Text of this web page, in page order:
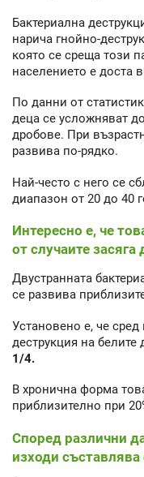
Бактериална
нарича гнойно-
която се среща този
населението е доста
По данни от
деца се усложняват
дробове. При
развива по-рядко.
Най-често с него се
диапазон от 20 до 40
Интересно е, че
от случаите
Двустранната
се развива
Установено е, че сред
деструкция на
1/4.
В хронична форма
приблизително при
Според различни
изходи съставлява